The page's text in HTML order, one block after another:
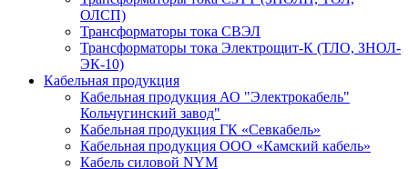
ОЛСП)
Трансформаторы тока СВЭЛ
Трансформаторы тока Электрощит-К (ТЛО, ЗНОЛ-
ЭК-10)
Кабельная продукция
Кабельная продукция АО "Электрокабель"
Кольчугинский завод"
Кабельная продукция ГК «Севкабель»
Кабельная продукция ООО «Камский кабель»
Кабель силовой NYM